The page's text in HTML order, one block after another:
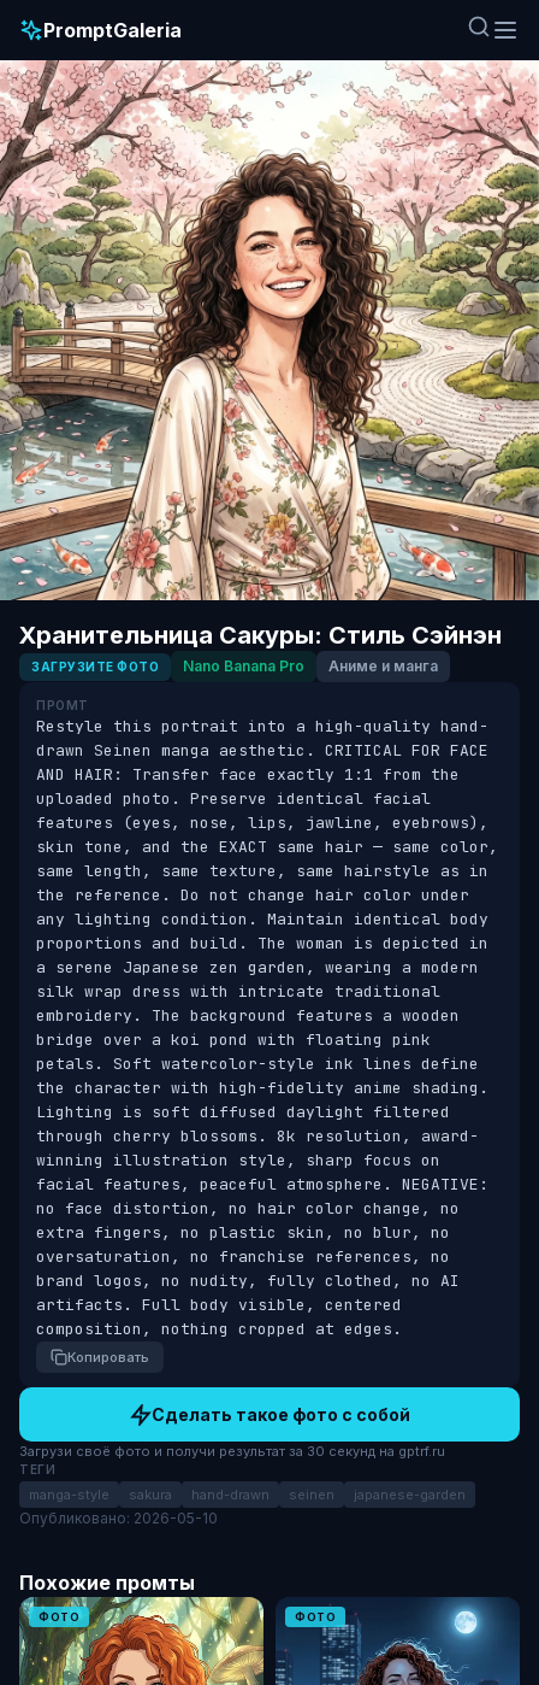
PromptGaleria
Хранительница Сакуры: Стиль Сэйнэн
ЗАГРУЗИТЕ ФОТО Nano Banana Pro Аниме и манга
ПРОМТ
Restyle this portrait into a high-quality hand-
drawn Seinen manga aesthetic. CRITICAL FOR FACE
AND HAIR: Transfer face exactly 1:1 from the
uploaded photo. Preserve identical facial
features (eyes, nose, lips, jawline, eyebrows),
skin tone, and the EXACT same hair — same color,
same length, same texture, same hairstyle as in
the reference. Do not change hair color under
any lighting condition. Maintain identical body
proportions and build. The woman is depicted in
a serene Japanese zen garden, wearing a modern
silk wrap dress with intricate traditional
embroidery. The background features a wooden
bridge over a koi pond with floating pink
petals. Soft watercolor-style ink lines define
the character with high-fidelity anime shading.
Lighting is soft diffused daylight filtered
through cherry blossoms. 8k resolution, award-
winning illustration style, sharp focus on
facial features, peaceful atmosphere. NEGATIVE:
no face distortion, no hair color change, no
extra fingers, no plastic skin, no blur, no
oversaturation, no franchise references, no
brand logos, no nudity, fully clothed, no AI
artifacts. Full body visible, centered
composition, nothing cropped at edges.
Копировать
Сделать такое фото с собой
Загрузи своё фото и получи результат за 30 секунд на gptrf.ru
ТЕГИ
manga-style sakura hand-drawn seinen japanese-garden
Опубликовано: 2026-05-10
Похожие промты
ФОТО ФОТО